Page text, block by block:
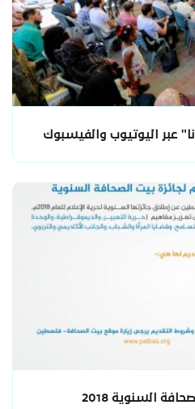
عبر اليوتيوب والفيسبوك
السنوية 2018